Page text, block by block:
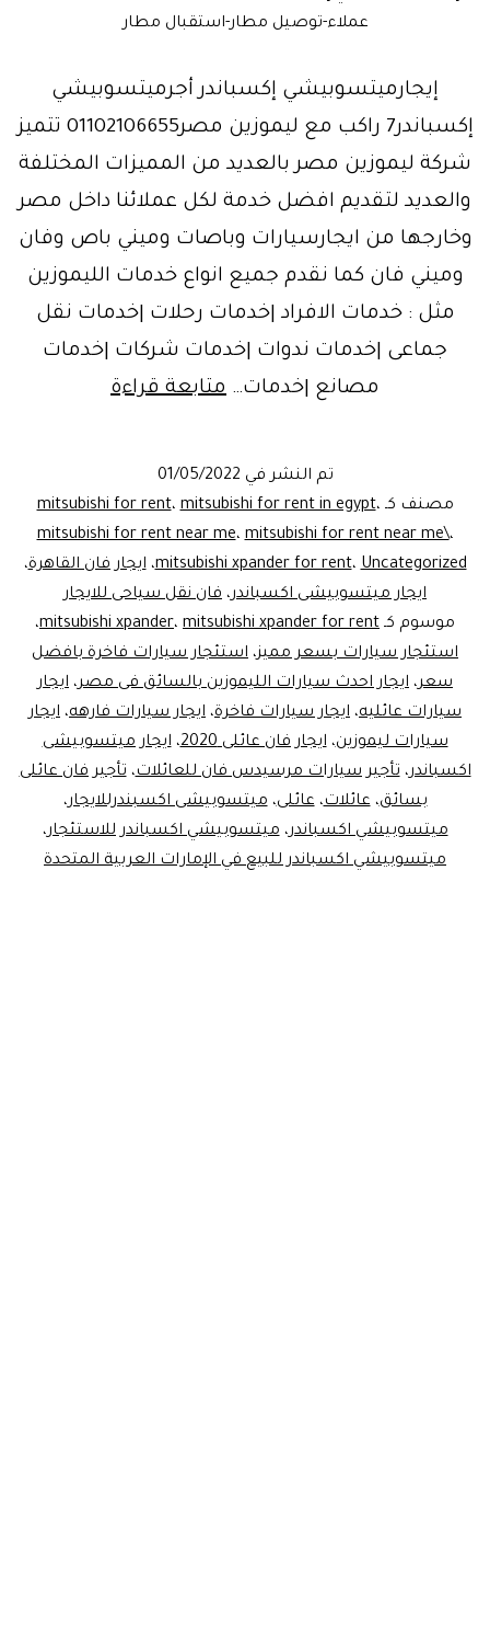
عملاء-توصيل مطار-استقبال مطار
إيجارميتسوبيشي إكسباندر أجرميتسوبيشي
إكسباندر7 راكب مع ليموزين مصر01102106655 تتميز
شركة ليموزين مصر بالعديد من المميزات المختلفة
والعديد لتقديم افضل خدمة لكل عملائنا داخل مصر
وخارجها من ايجارسيارات وباصات وميني باص وفان
وميني فان كما نقدم جميع انواع خدمات الليموزين
مثل : خدمات الافراد |خدمات رحلات |خدمات نقل
جماعى |خدمات ندوات |خدمات شركات |خدمات
مصانع |خدمات… متابعة قراءة
مصر
تم النشر في 01/05/2022
مصنف كـ
mitsubishi for rent،mitsubishi for rent in egypt،
mitsubishi for rent near me،mitsubishi for rent near me\،
mitsubishi xpander for rent،Uncategorized ،ايجار فان القاهرة،
ايجار ميتسوبيشى اكسباندر، فان نقل سياحى للايجار
موسوم كـ
mitsubishi xpander، mitsubishi xpander for rent
،
استئجار سيارات بسعر مميز، استئجار سيارات فاخرة بافضل
سعر، ايجار احدث سيارات الليموزين بالسائق فى مصر، ايجار
سيارات عائليه، ايجار سيارات فاخرة، ايجار سيارات فارهه، ايجار
سيارات ليموزين،ايجار فان عائلى 2020 ،ايجار ميتسوبيشى
اكسباندر،تأجير سيارات مرسيدس فان للعائلات،تأجير فان عائلى
بسائق،عائلات،عائلى،ميتسوبيشى اكسبندرللايجار،
ميتسوبيشي اكسباندر،ميتسوبيشي اكسباندر للاستئجار،
ميتسوبيشي اكسباندر للبيع في الإمارات العربية المتحدة